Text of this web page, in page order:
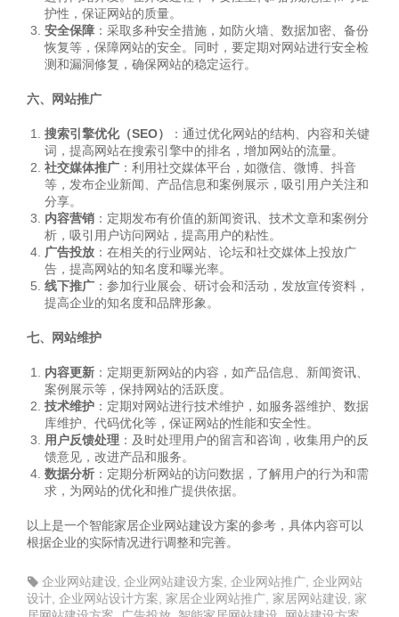
护性，保证网站的质量。
安全保障 ：采取多种安全措施，如防火墙、数据加密、备份
恢复等，保障网站的安全。同时，要定期对网站进行安全检
测和漏洞修复，确保网站的稳定运行。
六、网站推广
搜索引擎优化（SEO）
：通过优化网站的结构、内容和关键
词，提高网站在搜索引擎中的排名，增加网站的流量。
社交媒体推广 ：利用社交媒体平台，如微信、微博、抖音
等，发布企业新闻、产品信息和案例展示，吸引用户关注和
分享。
内容营销 ：定期发布有价值的新闻资讯、技术文章和案例分
析，吸引用户访问网站，提高用户的粘性。
广告投放 ：在相关的行业网站、论坛和社交媒体上投放广
告，提高网站的知名度和曝光率。
线下推广 ：参加行业展会、研讨会和活动，发放宣传资料，
提高企业的知名度和品牌形象。
七、网站维护
内容更新 ：定期更新网站的内容，如产品信息、新闻资讯、
案例展示等，保持网站的活跃度。
技术维护 ：定期对网站进行技术维护，如服务器维护、数据
库维护、代码优化等，保证网站的性能和安全性。
用户反馈处理 ：及时处理用户的留言和咨询，收集用户的反
馈意见，改进产品和服务。
数据分析 ：定期分析网站的访问数据，了解用户的行为和需
求，为网站的优化和推广提供依据。
以上是一个智能家居企业网站建设方案的参考，具体内容可以
根据企业的实际情况进行调整和完善。
企业网站建设 企业网站建设方案 企业网站推广 企业网站
设计 企业网站设计方案 家居企业网站推广 家居网站建设 家